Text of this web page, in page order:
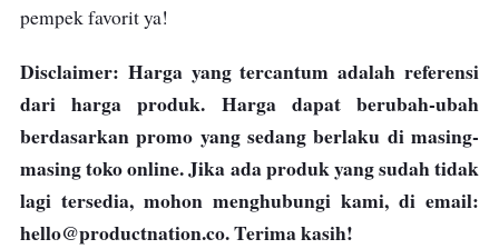
pempek favorit ya!
Disclaimer: Harga yang tercantum adalah referensi
dari harga produk. Harga dapat berubah-ubah
berdasarkan promo yang sedang berlaku di masing-
masing toko online. Jika ada produk yang sudah tidak
lagi tersedia, mohon menghubungi kami, di email:
hello@productnation.co. Terima kasih!